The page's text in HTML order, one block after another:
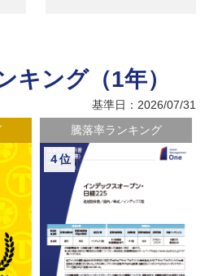
キング（1年）
基準日：2026/07/31
騰落率ランキング
４位